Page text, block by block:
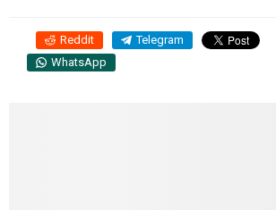
Reddit Telegram
WhatsApp